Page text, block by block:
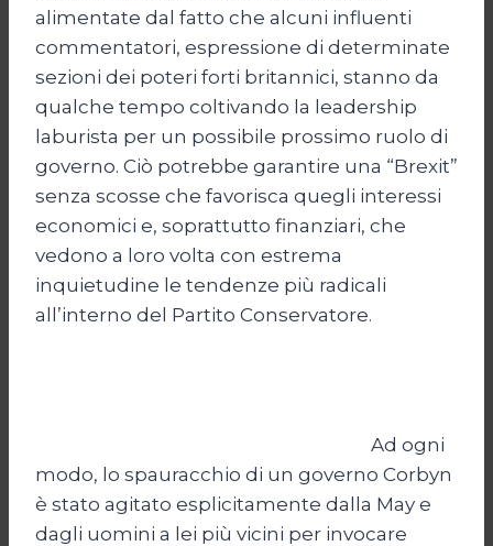
alimentate dal fatto che alcuni influenti
commentatori, espressione di determinate
sezioni dei poteri forti britannici, stanno da
qualche tempo coltivando la leadership
laburista per un possibile prossimo ruolo di
governo. Ciò potrebbe garantire una “Brexit”
senza scosse che favorisca quegli interessi
economici e, soprattutto finanziari, che
vedono a loro volta con estrema
inquietudine le tendenze più radicali
all’interno del Partito Conservatore.
Ad ogni
modo, lo spauracchio di un governo Corbyn
è stato agitato esplicitamente dalla May e
dagli uomini a lei più vicini per invocare